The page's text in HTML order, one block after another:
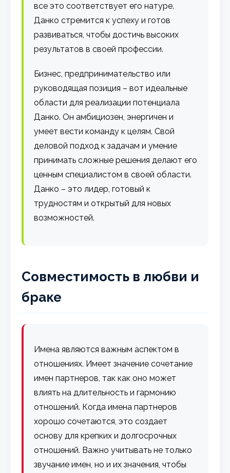
все это соответствует его натуре.
Данко стремится к успеху и готов
развиваться, чтобы достичь высоких
результатов в своей профессии.
Бизнес, предпринимательство или
руководящая позиция – вот идеальные
области для реализации потенциала
Данко. Он амбициозен, энергичен и
умеет вести команду к целям. Свой
деловой подход к задачам и умение
принимать сложные решения делают его
ценным специалистом в своей области.
Данко – это лидер, готовый к
трудностям и открытый для новых
возможностей.
Совместимость в любви и
браке
Имена являются важным аспектом в
отношениях. Имеет значение сочетание
имен партнеров, так как оно может
влиять на длительность и гармонию
отношений. Когда имена партнеров
хорошо сочетаются, это создает
основу для крепких и долгосрочных
отношений. Важно учитывать не только
звучание имен, но и их значения, чтобы